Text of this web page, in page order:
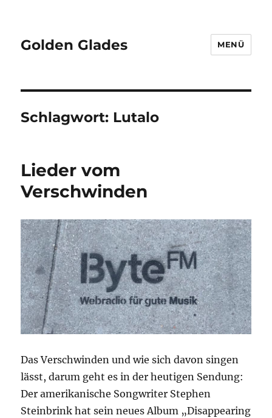
Golden Glades MENÜ
Schlagwort: Lutalo
Lieder vom
Verschwinden
Das Verschwinden und wie sich davon singen
lässt, darum geht es in der heutigen Sendung:
Der amerikanische Songwriter Stephen
Steinbrink hat sein neues Album „Disappearing